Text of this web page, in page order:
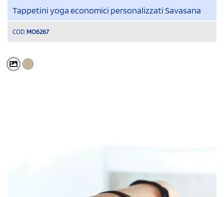
Tappetini yoga economici personalizzati Savasana
COD. MO6267